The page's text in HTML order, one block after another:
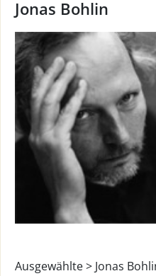
Jonas Bohlin
Ausgewählte > Jonas